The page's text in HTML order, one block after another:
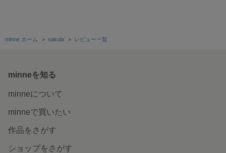
minne ホーム ＞ sakula ＞ レビュー一覧
minneを知る
minneについて
minneで買いたい
作品をさがす
ショップをさがす